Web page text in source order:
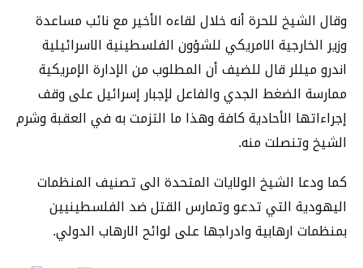
وقال الشيخ للحرة أنه خلال لقاءه الأخير مع نائب مساعدة
وزير الخارجية الامريكي للشؤون الفلسطينية الاسرائيلية
اندرو ميللر قال للضيف أن المطلوب من الإدارة الإمريكية
ممارسة الضغط الجدي والفاعل لإجبار إسرائيل على وقف
إجراءاتها الأحادية كافة وهذا ما التزمت به في العقبة وشرم
الشيخ وتنصلت منه.
كما ودعا الشيخ الولايات المتحدة الى تصنيف المنظمات
اليهودية التي تدعو وتمارس القتل ضد الفلسطينيين
بمنظمات ارهابية وادراجها على لوائح الارهاب الدولي.